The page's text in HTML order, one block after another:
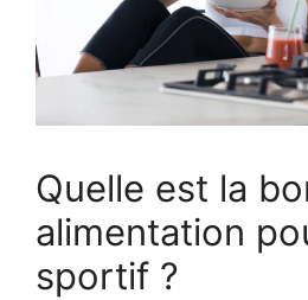
Quelle est la
alimentation
sportif ?